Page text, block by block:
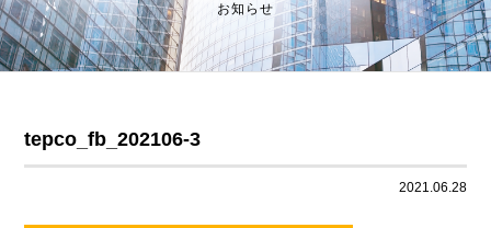
お知らせ
tepco_fb_202106-3
2021.06.28